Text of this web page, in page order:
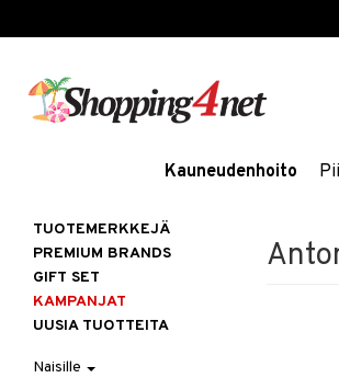
Kauneudenhoito
TUOTEMERKKEJÄ
PREMIUM BRANDS
GIFT SET
KAMPANJAT
UUSIA TUOTTEITA
Naisille